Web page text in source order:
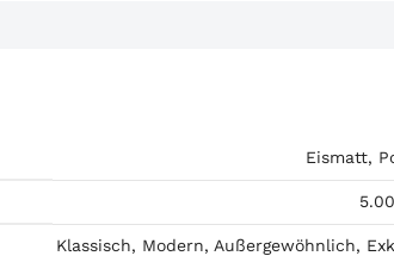
Eismatt,
Klassisch, Modern, Außergewöhnlich,